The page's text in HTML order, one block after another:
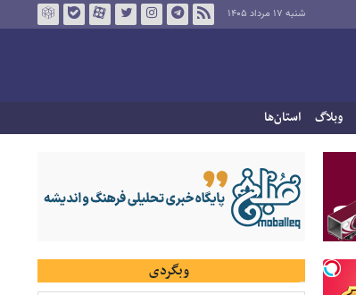
شنبه ۱۷ مرداد ۱۴۰۵
وبلاگ استان‌ها
وبگردی